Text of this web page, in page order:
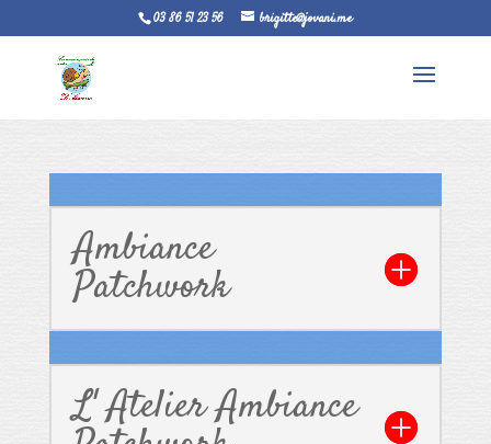
03 86 51 23 56 brigitte@jovani.me
Ambiance
Patchwork
L' Atelier Ambiance